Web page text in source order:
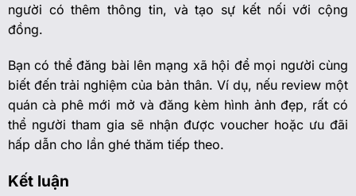
người có thêm thông tin, và tạo sự kết nối với cộng
đồng.
Bạn có thể đăng bài lên mạng xã hội để mọi người cùng
biết đến trải nghiệm của bản thân. Ví dụ, nếu review một
quán cà phê mới mở và đăng kèm hình ảnh đẹp, rất có
thể người tham gia sẽ nhận được voucher hoặc ưu đãi
hấp dẫn cho lần ghé thăm tiếp theo.
Kết luận